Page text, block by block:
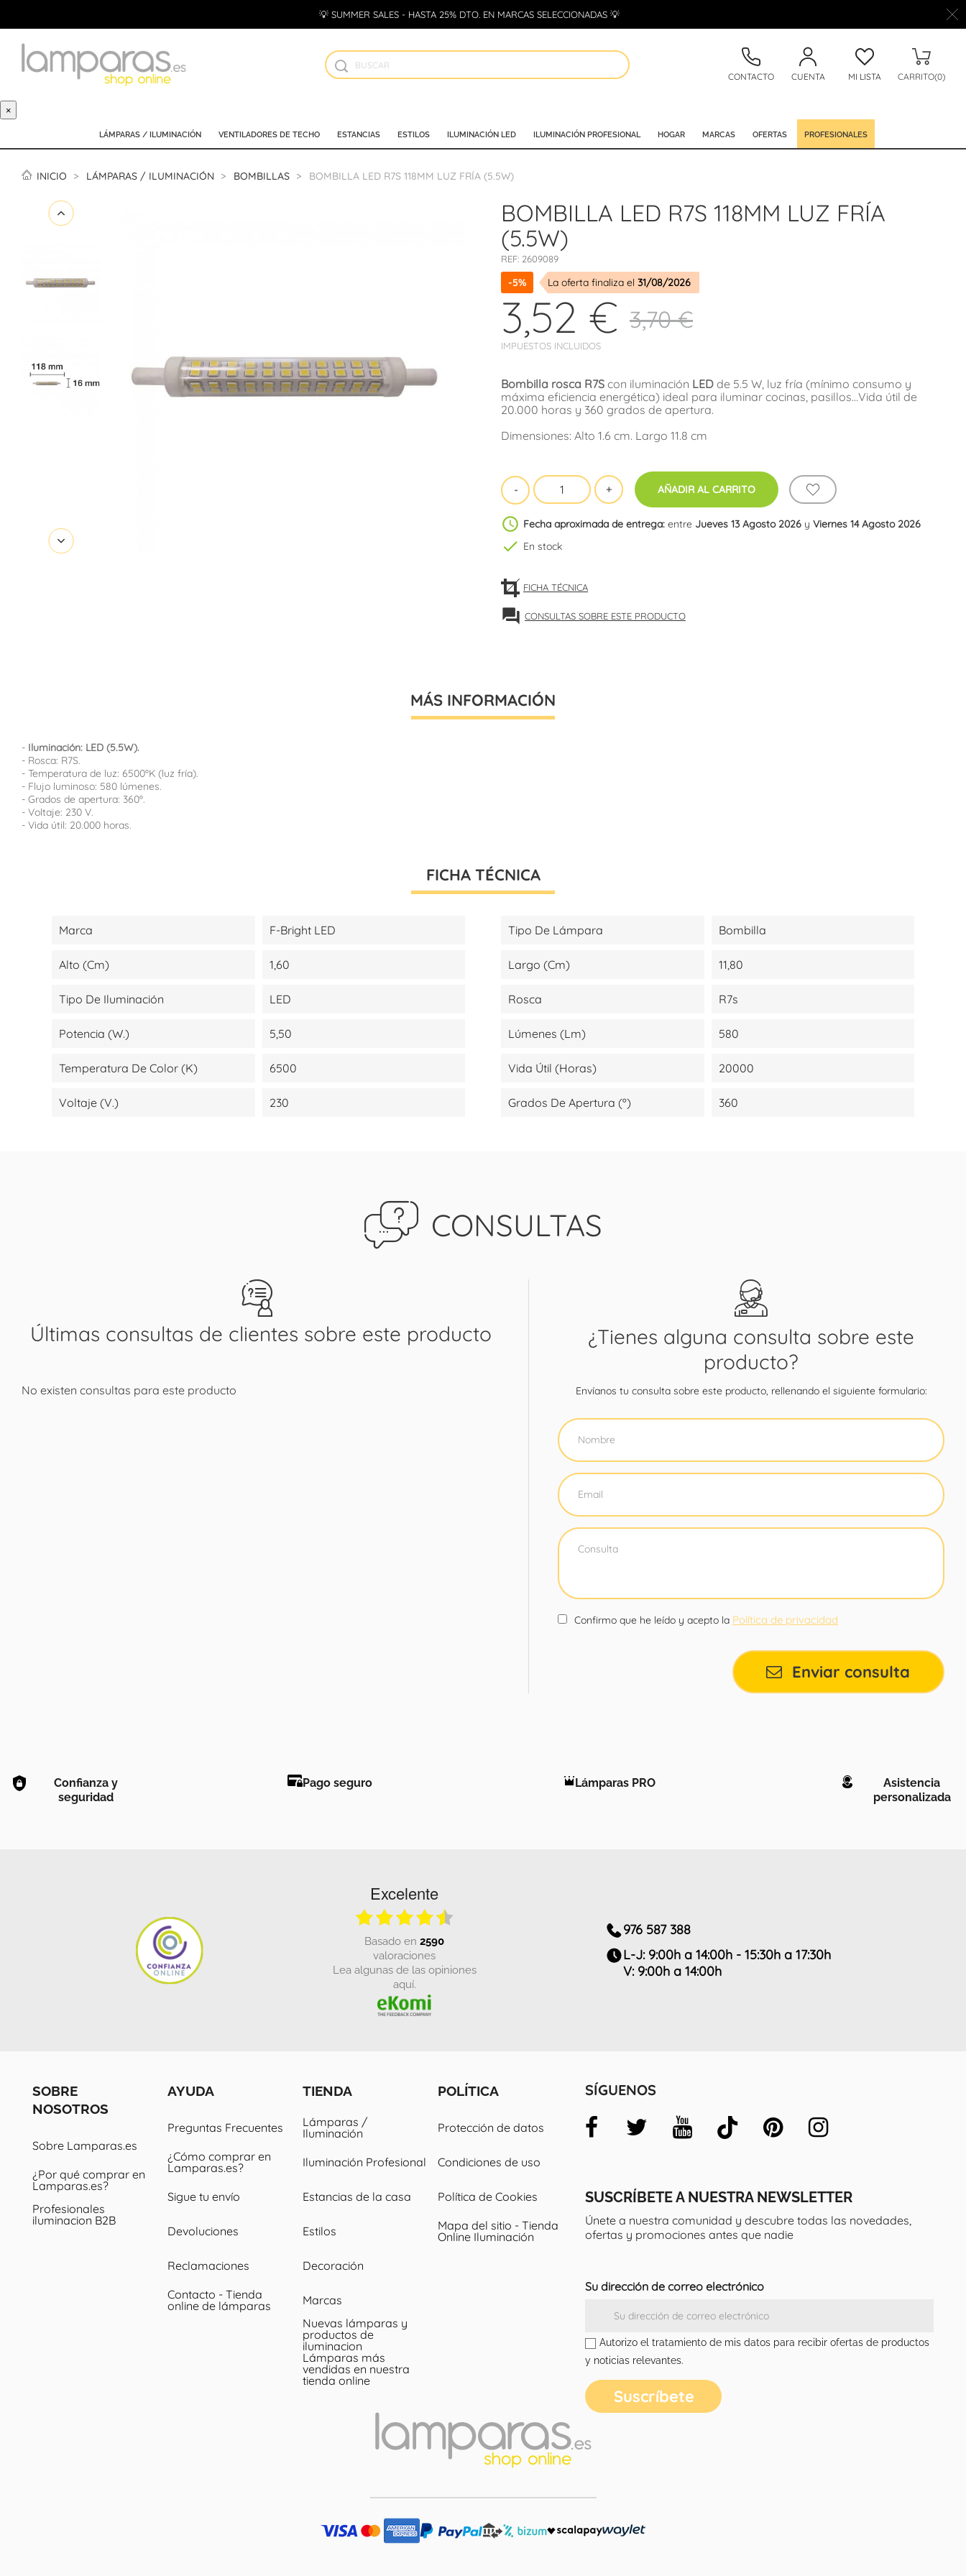
💡 SUMMER SALES - HASTA 25% DTO. EN MARCAS SELECCIONADAS 💡
CONTACTO CUENTA MI LISTA CARRITO(0)
×
LÁMPARAS / ILUMINACIÓN VENTILADORES DE TECHO ESTANCIAS ESTILOS ILUMINACIÓN LED ILUMINACIÓN PROFESIONAL HOGAR MARCAS OFERTAS PROFESIONALES
INICIO LÁMPARAS / ILUMINACIÓN BOMBILLAS BOMBILLA LED R7S 118MM LUZ FRÍA (5.5W)
BOMBILLA LED R7S 118MM LUZ FRÍA
(5.5W)
REF: 2609089
-5% La oferta finaliza el 31/08/2026
3,52 €
IMPUESTOS INCLUIDOS
3,70 €
Bombilla rosca R7S con iluminación LED de 5.5 W, luz fría (mínimo consumo y
máxima eficiencia energética) ideal para iluminar cocinas, pasillos...Vida útil de
20.000 horas y 360 grados de apertura.
Dimensiones: Alto 1.6 cm. Largo 11.8 cm
AÑADIR AL CARRITO
schedule Fecha aproximada de entrega: entre Jueves 13 Agosto 2026 y Viernes 14 Agosto 2026
check En stock
FICHA TÉCNICA
forum CONSULTAS SOBRE ESTE PRODUCTO
MÁS INFORMACIÓN
- Iluminación: LED (5.5W).
- Rosca: R7S.
- Temperatura de luz: 6500ºK (luz fría).
- Flujo luminoso: 580 lúmenes.
- Grados de apertura: 360º.
- Voltaje: 230 V.
- Vida útil: 20.000 horas.
FICHA TÉCNICA
Marca F-Bright LED Tipo De Lámpara Bombilla
Alto (cm) 1,60 Largo (cm) 11,80
Tipo De Iluminación LED Rosca R7s
Potencia (W.) 5,50 Lúmenes (lm) 580
Temperatura De Color (K) 6500 Vida Útil (Horas) 20000
Voltaje (V.) 230 Grados De Apertura (º) 360
CONSULTAS
Últimas consultas de clientes sobre este producto
No existen consultas para este producto
¿Tienes alguna consulta sobre este
producto?
Envíanos tu consulta sobre este producto, rellenando el siguiente formulario:
Confirmo que he leído y acepto la Política de privacidad
Enviar consulta
Confianza y
seguridad
Pago seguro Lámparas PRO
Asistencia
personalizada
Excelente
basado en 2590
valoraciones
Lea algunas de las opiniones
aquí.
976 587 388
L-J: 9:00h a 14:00h - 15:30h a 17:30h
V: 9:00h a 14:00h
SOBRE
NOSOTROS
Sobre Lamparas.es
¿Por qué comprar en
Lamparas.es?
Profesionales
iluminacion B2B
AYUDA
Preguntas Frecuentes
¿Cómo comprar en
Lamparas.es?
Sigue tu envío
Devoluciones
Reclamaciones
Contacto - Tienda
online de lámparas
TIENDA
Lámparas /
Iluminación
Iluminación Profesional
Estancias de la casa
Estilos
Decoración
Marcas
Nuevas lámparas y
productos de
iluminacion
Lámparas más
vendidas en nuestra
tienda online
POLÍTICA
Protección de datos
Condiciones de uso
Política de Cookies
Mapa del sitio - Tienda
Online Iluminación
SUSCRÍBETE A NUESTRA NEWSLETTER
Únete a nuestra comunidad y descubre todas las novedades,
ofertas y promociones antes que nadie
Su dirección de correo electrónico
Autorizo el tratamiento de mis datos para recibir ofertas de productos
y noticias relevantes.
SÍGUENOS